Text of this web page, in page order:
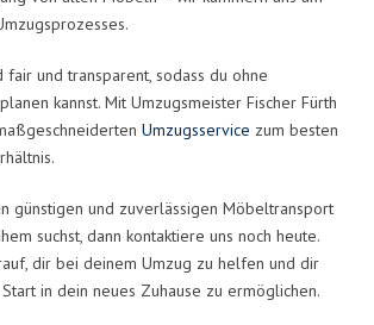
fair und transparent, sodass du ohne
kannst. Mit Umzugsmeister Fischer Fürth
Umzugsservice zum besten
günstigen und zuverlässigen Möbeltransport
suchst, dann kontaktiere uns noch heute.
dir bei deinem Umzug zu helfen und dir
in dein neues Zuhause zu ermöglichen.